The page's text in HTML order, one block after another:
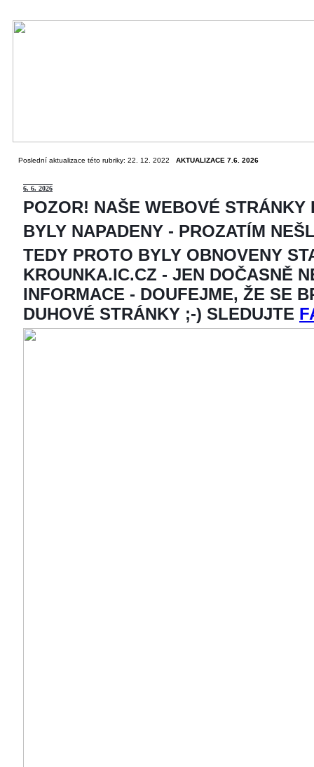
Poslední aktualizace této rubriky: 22. 12. 2022 AKTUALIZACE 7.6. 2026
6. 6. 2026
POZOR! NAŠE WEBOVÉ STRÁNKY
BYLY NAPADENY - PROZATÍM
TEDY PROTO BYLY OBNOVENY
KROUNKA.IC.CZ - JEN DOČASNĚ
INFORMACE - DOUFEJME, ŽE SE
DUHOVÉ STRÁNKY ;-) SLEDUJTE